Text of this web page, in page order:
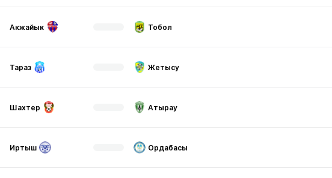
Акжайык Тобол
Тараз Жетысу
Шахтер Атырау
Иртыш Ордабасы